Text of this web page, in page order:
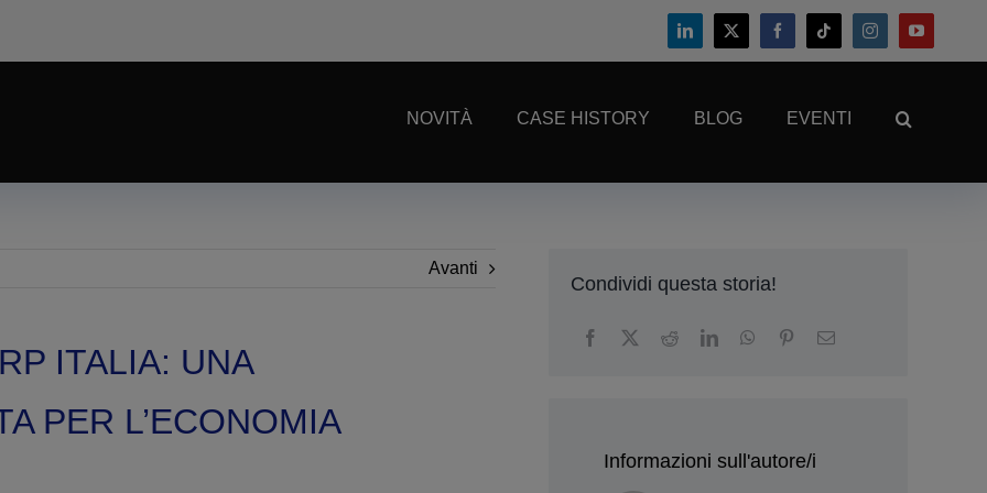
NOVITÀ CASE HISTORY BLOG EVENTI
Avanti
ITALIA: UNA
PER L’ECONOMIA
Condividi questa storia!
Informazioni sull'autore/i